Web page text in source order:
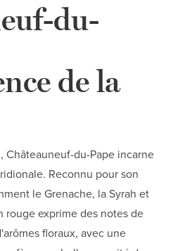
du-
de la
Châteauneuf-du-Pape incarne
Reconnu pour son
le Grenache, la Syrah et
rouge exprime des notes de
floraux, avec une